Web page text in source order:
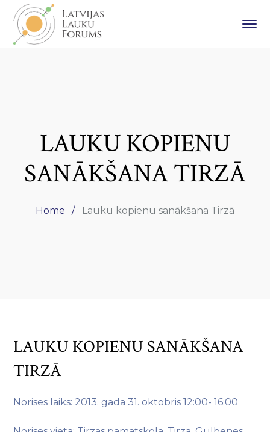
LAUKU KOPIENU
SANĀKŠANA TIRZĀ
Home Lauku kopienu sanākšana Tirzā
LAUKU KOPIENU SANĀKŠANA
TIRZĀ
Norises laiks: 2013. gada 31. oktobris 12:00- 16:00